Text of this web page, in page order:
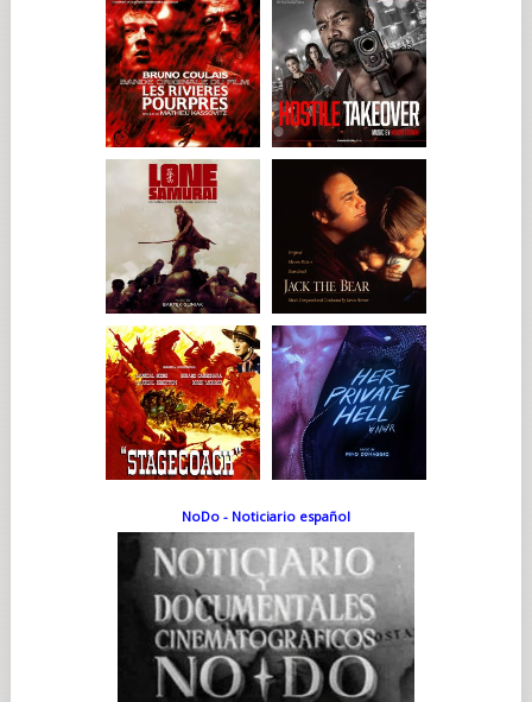
NoDo - Noticiario español